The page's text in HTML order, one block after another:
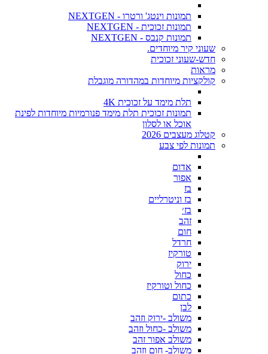
תמונות וינטג' ורטרו - NEXTGEN
תמונות זכוכית - NEXTGEN
תמונות קנבס - NEXTGEN
שעוני קיר מיוחדים.
חדש-שעוני זכוכית
מראות
קולקציות מיוחדות במהדורה מוגבלת
תלת מימד על זכוכית 4K
תמונות זכוכית תלת מימד פנורמיות מיוחדות לפינת
אוכל או לסלון
קטלוג מעצבים 2026
תמונות לפי צבע
אדום
אפור
בז
בז וניטרליים
בז׳
זהב
חום
חרדל
טורקיז
ירוק
כחול
כחול וטורקיז
כתום
לבן
משולב -ירוק וזהב
משולב -כחול וזהב
משולב אפור זהב
משולב- חום וזהב